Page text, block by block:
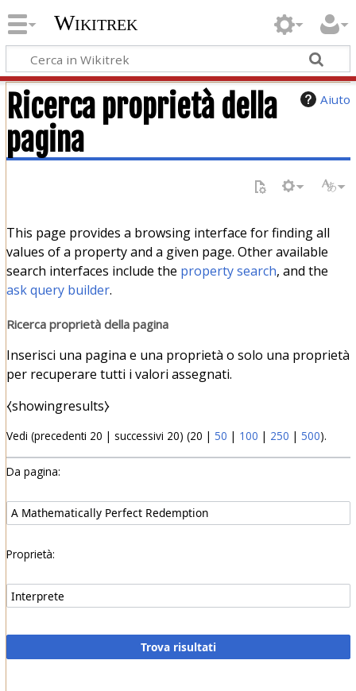
Wikitrek
Aiuto
Ricerca proprietà della
pagina
This page provides a browsing interface for finding all
values of a property and a given page. Other available
search interfaces include the property search, and the
ask query builder.
Ricerca proprietà della pagina
Inserisci una pagina e una proprietà o solo una proprietà
per recuperare tutti i valori assegnati.
⧼showingresults⧽
Vedi (precedenti 20 | successivi 20) (20 | 50 | 100 | 250 | 500).
Da pagina:
Proprietà: